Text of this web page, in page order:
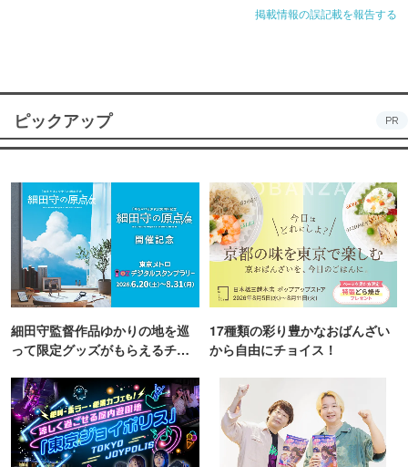
掲載情報の誤記載を報告する
ピックアップ PR
細田守監督作品ゆかりの地を巡
って限定グッズがもらえるチャ
17種類の彩り豊かなおばんざい
から自由にチョイス！